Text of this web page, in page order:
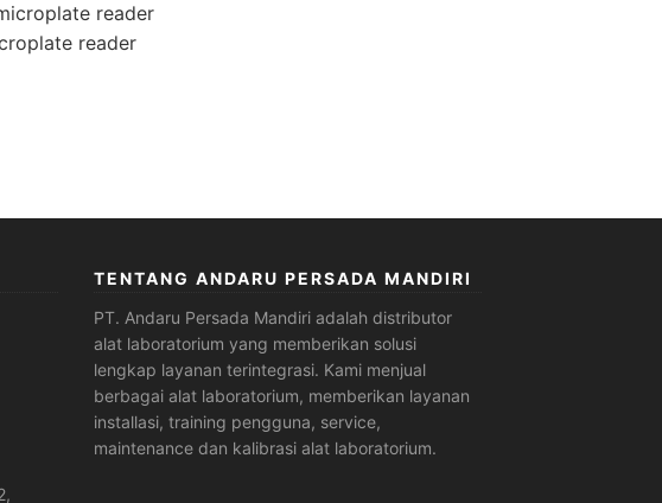
reader
reader
TENTANG ANDARU PERSADA MANDIRI
PT. Andaru Persada Mandiri adalahdistributor
alat laboratorium yang memberikan solusi
lengkap layanan terintegrasi. Kami menjual
berbagai alat laboratorium, memberikan layanan
installasi, training pengguna, service,
maintenance dan kalibrasi alat laboratorium.